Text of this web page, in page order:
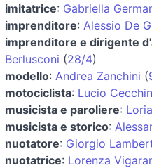
imitatrice: Gabriella
imprenditore: Alessio De
imprenditore e dirigente
Berlusconi (28/4)
modello: Andrea Zanchini (
motociclista: Lucio
musicista e paroliere:
musicista e storico:
nuotatore: Giorgio
nuotatrice: Lorenza